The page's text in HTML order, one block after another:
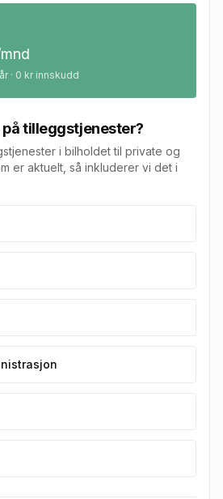
· 0 kr innskudd
tilleggstjenester?
i bilholdet til private og
er aktuelt, så inkluderer vi det i